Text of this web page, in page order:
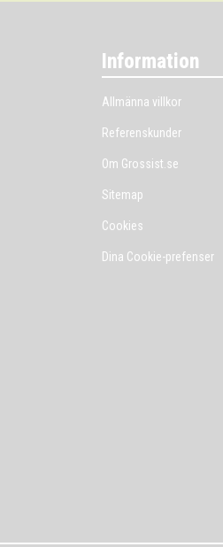
Information
Allmänna villkor
Referenskunder
Om Grossist.se
Sitemap
Cookies
Dina Cookie-prefenser